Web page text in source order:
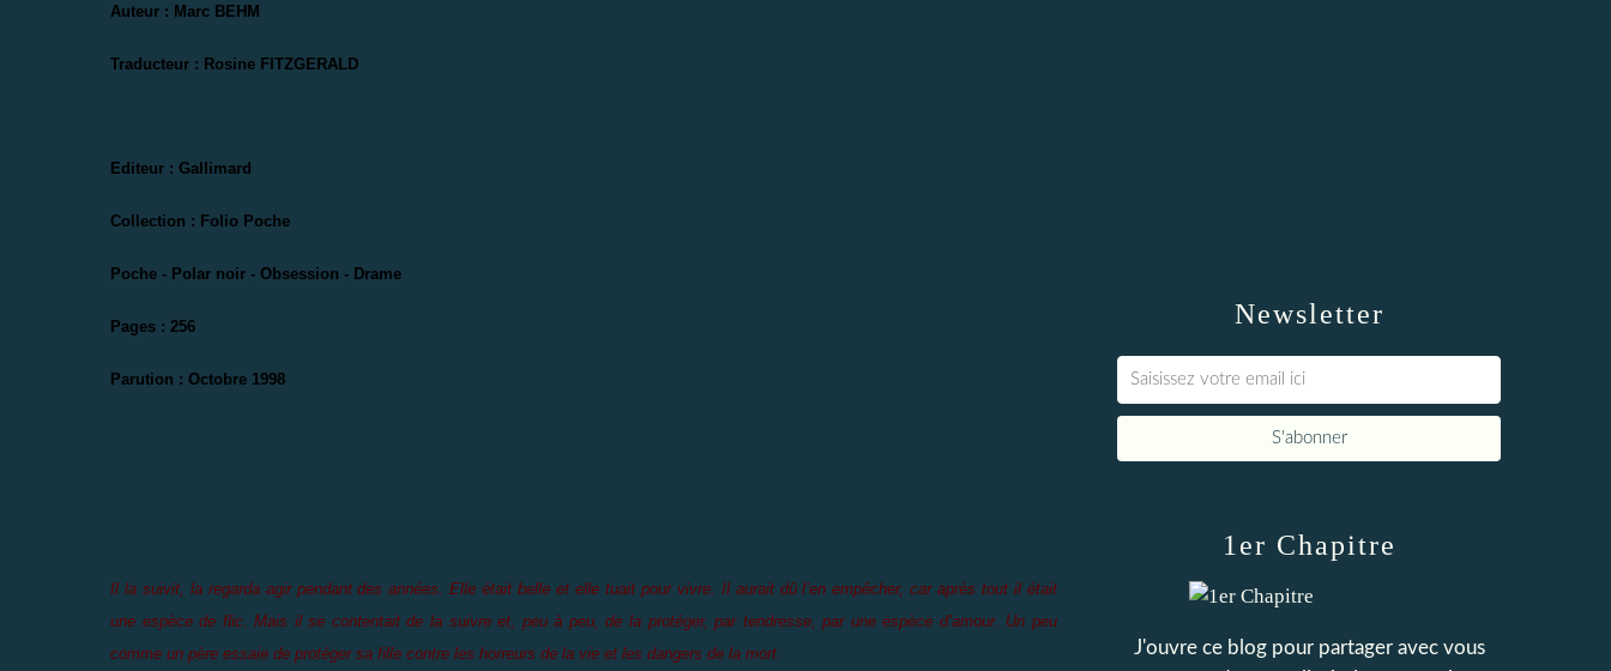
Auteur : Marc BEHM
Traducteur : Rosine FITZGERALD
Editeur : Gallimard
Collection : Folio Poche
Poche - Polar noir - Obsession - Drame
Pages : 256
Parution : Octobre 1998
Il la suivit, la regarda agir pendant des années. Elle était belle et elle tuait pour vivre. Il aurait dû l’en empêcher, car après tout il était
une espèce de flic. Mais il se contentait de la suivre et, peu à peu, de la protéger, par tendresse, par une espèce d’amour. Un peu
comme un père essaie de protéger sa fille contre les horreurs de la vie et les dangers de la mort.
Newsletter
1er Chapitre
J'ouvre ce blog pour partager avec vous